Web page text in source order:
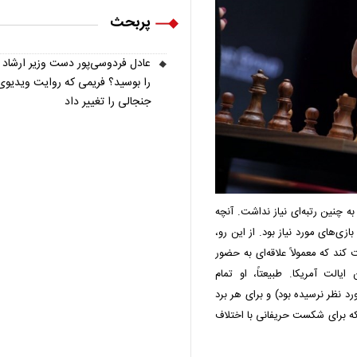
چنین رتبه‌ای نیاز نداشت. آنچه
مورد نیاز بود. از این رو،
که معمولاً علاقه‌ای به حضور
آمریکا. طبیعتاً، او تمام
نظر نرسیده بود) و برای هر برد
که برای شکست حریفانی با اختلاف
پربحث
عادل فردوسی‌پور دست وزیر ارشاد
را بوسید؟ فریمی که روایت
جنجالی را تغییر داد